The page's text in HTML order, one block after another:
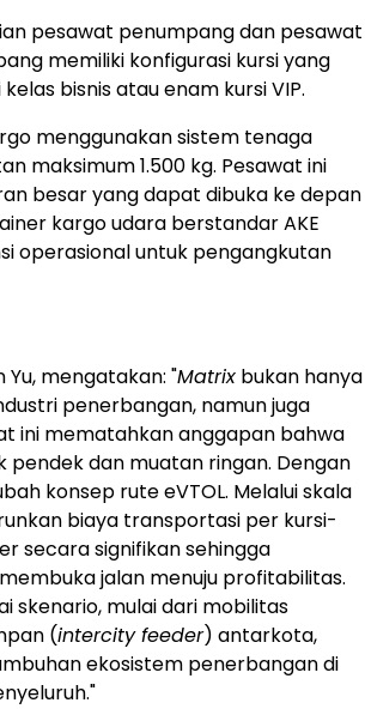
pesawat penumpang dan pesawat
memiliki konfigurasi kursi yang
bisnis atau enam kursi VIP.
menggunakan sistem tenaga
maksimum 1.500 kg. Pesawat ini
besar yang dapat dibuka ke depan
kargo udara berstandar AKE
operasional untuk pengangkutan
Yu, mengatakan: "Matrix bukan hanya
penerbangan, namun juga
ini mematahkan anggapan bahwa
pendek dan muatan ringan. Dengan
konsep rute eVTOL. Melalui skala
biaya transportasi per kursi-
secara signifikan sehingga
jalan menuju profitabilitas.
skenario, mulai dari mobilitas
(intercity feeder) antarkota,
ekosistem penerbangan di